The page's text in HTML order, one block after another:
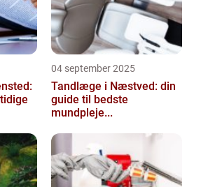
04 september 2025
Tandlæge i Næstved: din
guide til bedste
mundpleje...